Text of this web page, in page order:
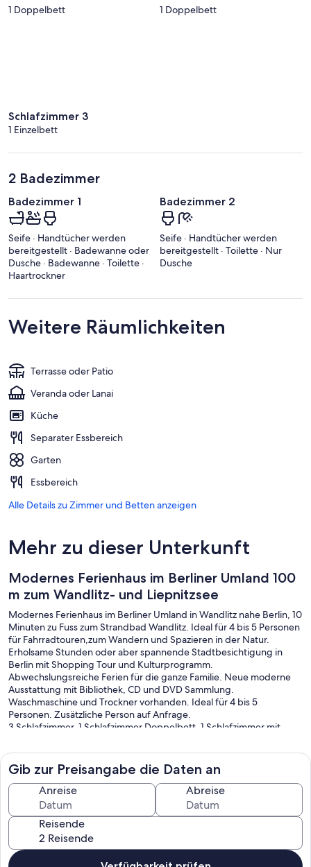
1 Doppelbett 1 Doppelbett
Schlafzimmer 3
1 Einzelbett
2 Badezimmer
Badezimmer 1
Seife · Handtücher werden
bereitgestellt · Badewanne oder
Dusche · Badewanne · Toilette ·
Haartrockner
Badezimmer 2
Seife · Handtücher werden
bereitgestellt · Toilette · Nur
Dusche
Weitere Räumlichkeiten
Terrasse oder Patio
Veranda oder Lanai
Küche
Separater Essbereich
Garten
Essbereich
Alle Details zu Zimmer und Betten anzeigen
Mehr zu dieser Unterkunft
Modernes Ferienhaus im Berliner Umland 100
m zum Wandlitz- und Liepnitzsee
Modernes Ferienhaus im Berliner Umland in Wandlitz nahe Berlin, 10
Minuten zu Fuss zum Strandbad Wandlitz. Ideal für 4 bis 5 Personen
für Fahrradtouren,zum Wandern und Spazieren in der Natur.
Erholsame Stunden oder aber spannende Stadtbesichtigung in
Berlin mit Shopping Tour und Kulturprogramm.
Abwechslungsreiche Ferien für die ganze Familie. Neue moderne
Ausstattung mit Bibliothek, CD und DVD Sammlung.
Waschmaschine und Trockner vorhanden. Ideal für 4 bis 5
Personen. Zusätzliche Person auf Anfrage.
3 Schlafzimmer, 1 Schlafzimmer Doppelbett, 1 Schlafzimmer mit
mit Einzelbett. Bettwäsche und Handtücher für die gebuchte
Anzahl vorhanden. W-LAN,
TV/ DVD & CD Player vorhanden.
Gib zur Preisangabe die Daten an
Anreise Abreise
Reisende